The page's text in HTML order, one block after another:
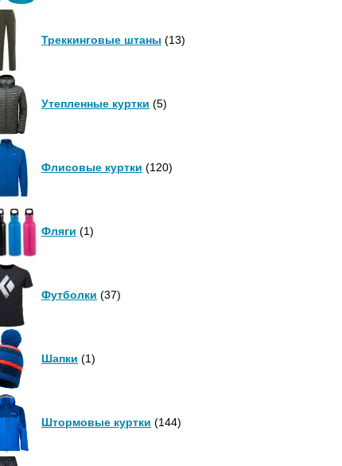
Треккинговые штаны (13)
Утепленные куртки (5)
Флисовые куртки (120)
Фляги (1)
Футболки (37)
Шапки (1)
Штормовые куртки (144)